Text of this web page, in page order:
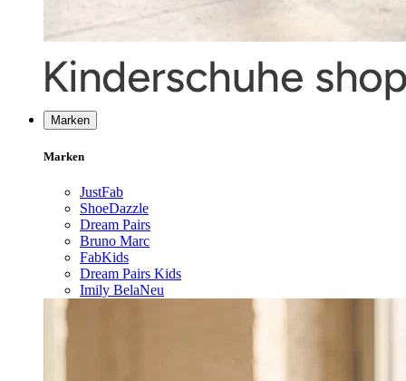
Marken
Marken
JustFab
ShoeDazzle
Dream Pairs
Bruno Marc
FabKids
Dream Pairs Kids
Imily BelaNeu